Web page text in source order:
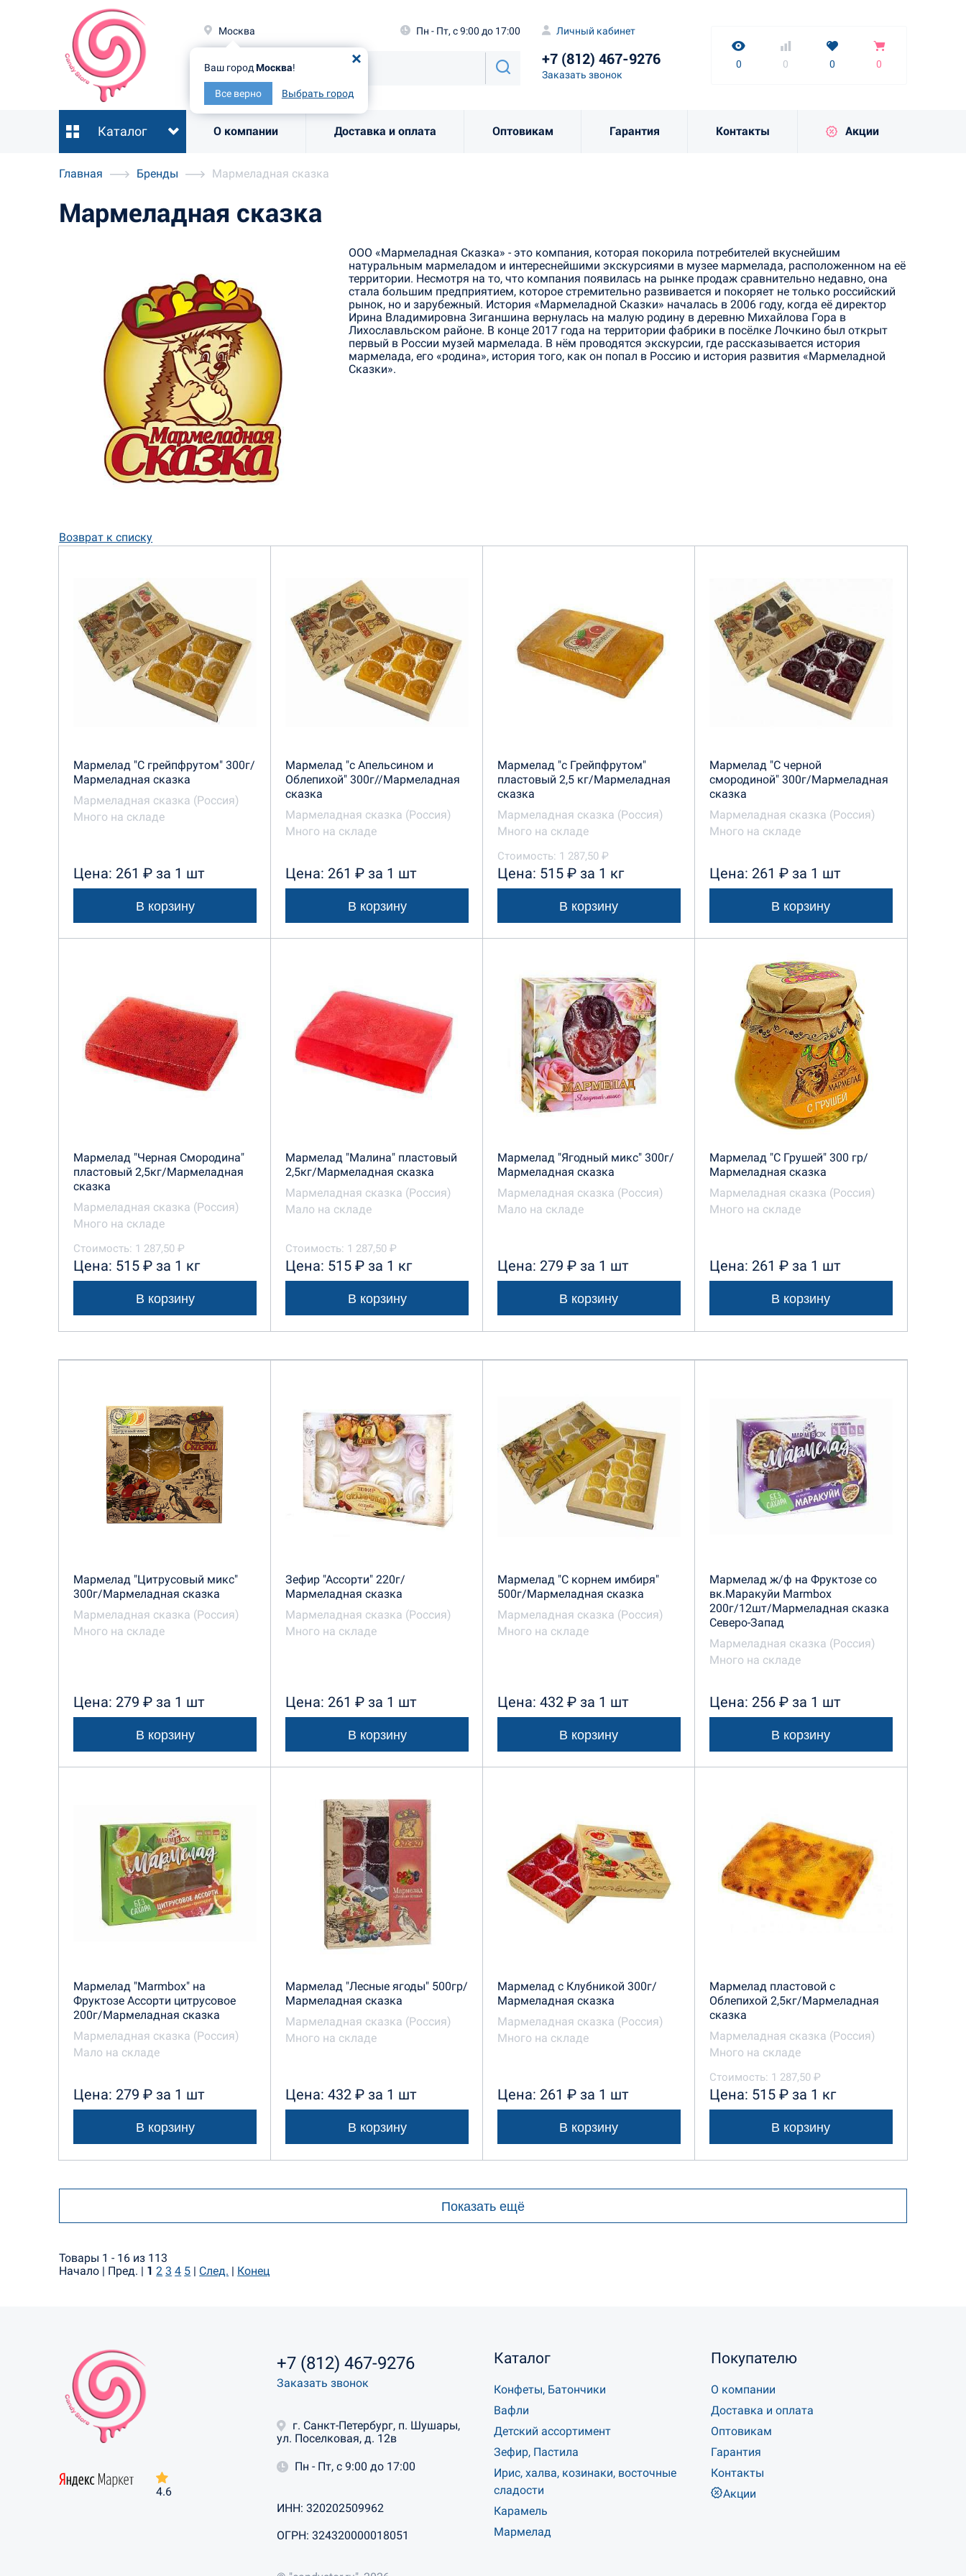
Москва
Ваш город Москва!
Все верно Выбрать город
Пн - Пт, с 9:00 до 17:00 Личный кабинет
+7 (812) 467-9276
Заказать звонок
0 0 0 0
Каталог О компании Доставка и оплата Оптовикам Гарантия Контакты Акции
Ваш городМосква
Все верно
Заказать звонок
0 0 0 0
Главная Бренды Мармеладная сказка
Мармеладная сказка
ООО «Мармеладная Сказка» - это компания, которая покорила потребителей вкуснейшим
натуральным мармеладом и интереснейшими экскурсиями в музее мармелада, расположенном на её
территории. Несмотря на то, что компания появилась на рынке продаж сравнительно недавно, она
стала большим предприятием, которое стремительно развивается и покоряет не только российский
рынок, но и зарубежный. История «Мармеладной Сказки» началась в 2006 году, когда её директор
Ирина Владимировна Зиганшина вернулась на малую родину в деревню Михайлова Гора в
Лихославльском районе. В конце 2017 года на территории фабрики в посёлке Лочкино был открыт
первый в России музей мармелада. В нём проводятся экскурсии, где рассказывается история
мармелада, его «родина», история того, как он попал в Россию и история развития «Мармеладной
Сказки».
Возврат к списку
Мармелад "С грейпфрутом" 300г/
Мармеладная сказка
Мармеладная сказка (Россия)
Много на складе
Цена: 261 ₽ за 1 шт
В корзину
Мармелад "с Апельсином и
Облепихой" 300г//Мармеладная
сказка
Мармеладная сказка (Россия)
Много на складе
Цена: 261 ₽ за 1 шт
В корзину
Мармелад "с Грейпфрутом"
пластовый 2,5 кг/Мармеладная
сказка
Мармеладная сказка (Россия)
Много на складе
Стоимость: 1 287,50 ₽
Цена: 515 ₽ за 1 кг
В корзину
Мармелад "С черной
смородиной" 300г/Мармеладная
сказка
Мармеладная сказка (Россия)
Много на складе
Цена: 261 ₽ за 1 шт
В корзину
Мармелад "Черная Смородина"
пластовый 2,5кг/Мармеладная
сказка
Мармеладная сказка (Россия)
Много на складе
Стоимость: 1 287,50 ₽
Цена: 515 ₽ за 1 кг
В корзину
Мармелад "Малина" пластовый
2,5кг/Мармеладная сказка
Мармеладная сказка (Россия)
Мало на складе
Стоимость: 1 287,50 ₽
Цена: 515 ₽ за 1 кг
В корзину
Мармелад "Ягодный микс" 300г/
Мармеладная сказка
Мармеладная сказка (Россия)
Мало на складе
Цена: 279 ₽ за 1 шт
В корзину
Мармелад "С Грушей" 300 гр/
Мармеладная сказка
Мармеладная сказка (Россия)
Много на складе
Цена: 261 ₽ за 1 шт
В корзину
Мармелад "Цитрусовый микс"
300г/Мармеладная сказка
Мармеладная сказка (Россия)
Много на складе
Цена: 279 ₽ за 1 шт
В корзину
Зефир "Ассорти" 220г/
Мармеладная сказка
Мармеладная сказка (Россия)
Много на складе
Цена: 261 ₽ за 1 шт
В корзину
Мармелад "С корнем имбиря"
500г/Мармеладная сказка
Мармеладная сказка (Россия)
Много на складе
Цена: 432 ₽ за 1 шт
В корзину
Мармелад ж/ф на Фруктозе со
вк.Маракуйи Marmbox
200г/12шт/Мармеладная сказка
Северо-Запад
Мармеладная сказка (Россия)
Много на складе
Цена: 256 ₽ за 1 шт
В корзину
Мармелад "Marmbox" на
Фруктозе Ассорти цитрусовое
200г/Мармеладная сказка
Мармеладная сказка (Россия)
Мало на складе
Цена: 279 ₽ за 1 шт
В корзину
Мармелад "Лесные ягоды" 500гр/
Мармеладная сказка
Мармеладная сказка (Россия)
Много на складе
Цена: 432 ₽ за 1 шт
В корзину
Мармелад с Клубникой 300г/
Мармеладная сказка
Мармеладная сказка (Россия)
Много на складе
Цена: 261 ₽ за 1 шт
В корзину
Мармелад пластовой с
Облепихой 2,5кг/Мармеладная
сказка
Мармеладная сказка (Россия)
Много на складе
Стоимость: 1 287,50 ₽
Цена: 515 ₽ за 1 кг
В корзину
Показать ещё
Товары 1 - 16 из 113
Начало | Пред. | 1 2 3 4 5 | След. | Конец
4.6
+7 (812) 467-9276
Заказать звонок
г. Санкт-Петербург, п. Шушары,
ул. Поселковая, д. 12в
Пн - Пт, с 9:00 до 17:00
ИНН: 320202509962
ОГРН: 324320000018051
Каталог
Конфеты, Батончики
Вафли
Детский ассортимент
Зефир, Пастила
Ирис, халва, козинаки, восточные
сладости
Карамель
Мармелад
Покупателю
О компании
Доставка и оплата
Оптовикам
Гарантия
Контакты
Акции